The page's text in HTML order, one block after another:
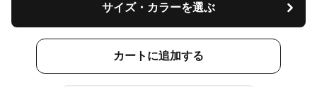
サイズ・カラーを選ぶ
カートに追加する